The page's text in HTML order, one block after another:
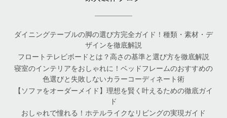
ダイニングテーブルの脚の選び方完全ガイド！種類・素材・デ
ザインを徹底解説
フロートテレビボードとは？高さの基準と選び方を徹底解説
寝室のインテリアをおしゃれに！ベッドフレームのおすすめの
色選びと失敗しないカラーコーディネート術
【ソファをオーダーメイド】理想を賢く叶えるための徹底ガイ
ド
おしゃれで憧れる！ホテルライクなリビングの実現ガイド